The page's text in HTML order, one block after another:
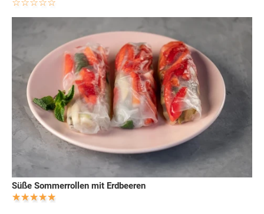
Süße Sommerrollen mit Erdbeeren